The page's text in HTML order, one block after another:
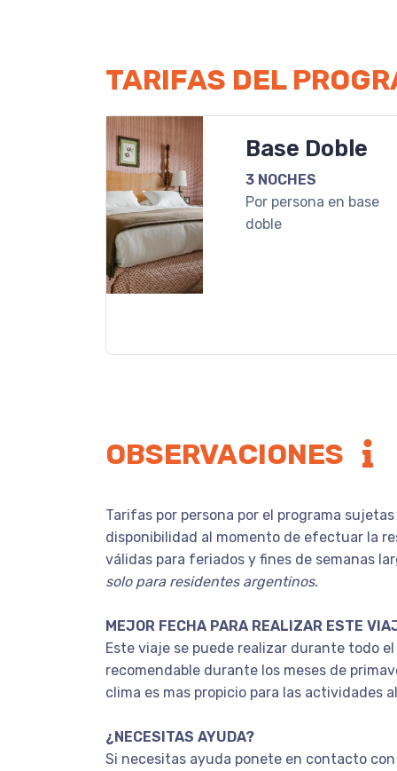
TARIFAS DEL
Base Doble
3 NOCHES
Por persona en base
doble
OBSERVACIONES
Tarifas por persona por el programa
disponibilidad al momento de efectuar la
válidas para feriados y fines de semanas
solo para residentes argentinos.
MEJOR FECHA PARA REALIZAR ESTE
Este viaje se puede realizar durante todo el
recomendable durante los meses de
clima es mas propicio para las actividades
¿NECESITAS AYUDA?
Si necesitas ayuda ponete en contacto